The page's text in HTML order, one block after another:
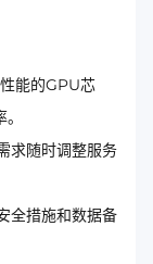
能的GPU芯
求随时调整服务
全措施和数据备